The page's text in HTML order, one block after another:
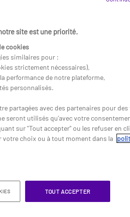
ViewFinity
32''
UHD IPS de
pour les postes de
et connectivité
€ -33%
for
Souris
94,95 €
Réf:
site est une priorité.
cookies
similaires pour :
strictement nécessaires),
performance de notre plateforme,
personnalisés.
partagées avec des partenaires pour
seront utilisés qu'avec votre
sur "Tout accepter" ou les refuser en
choix ou à tout moment dans la
TOUT ACCEPTER